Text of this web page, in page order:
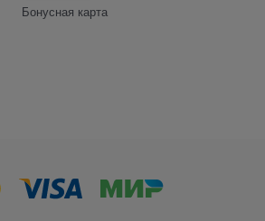
Бонусная карта